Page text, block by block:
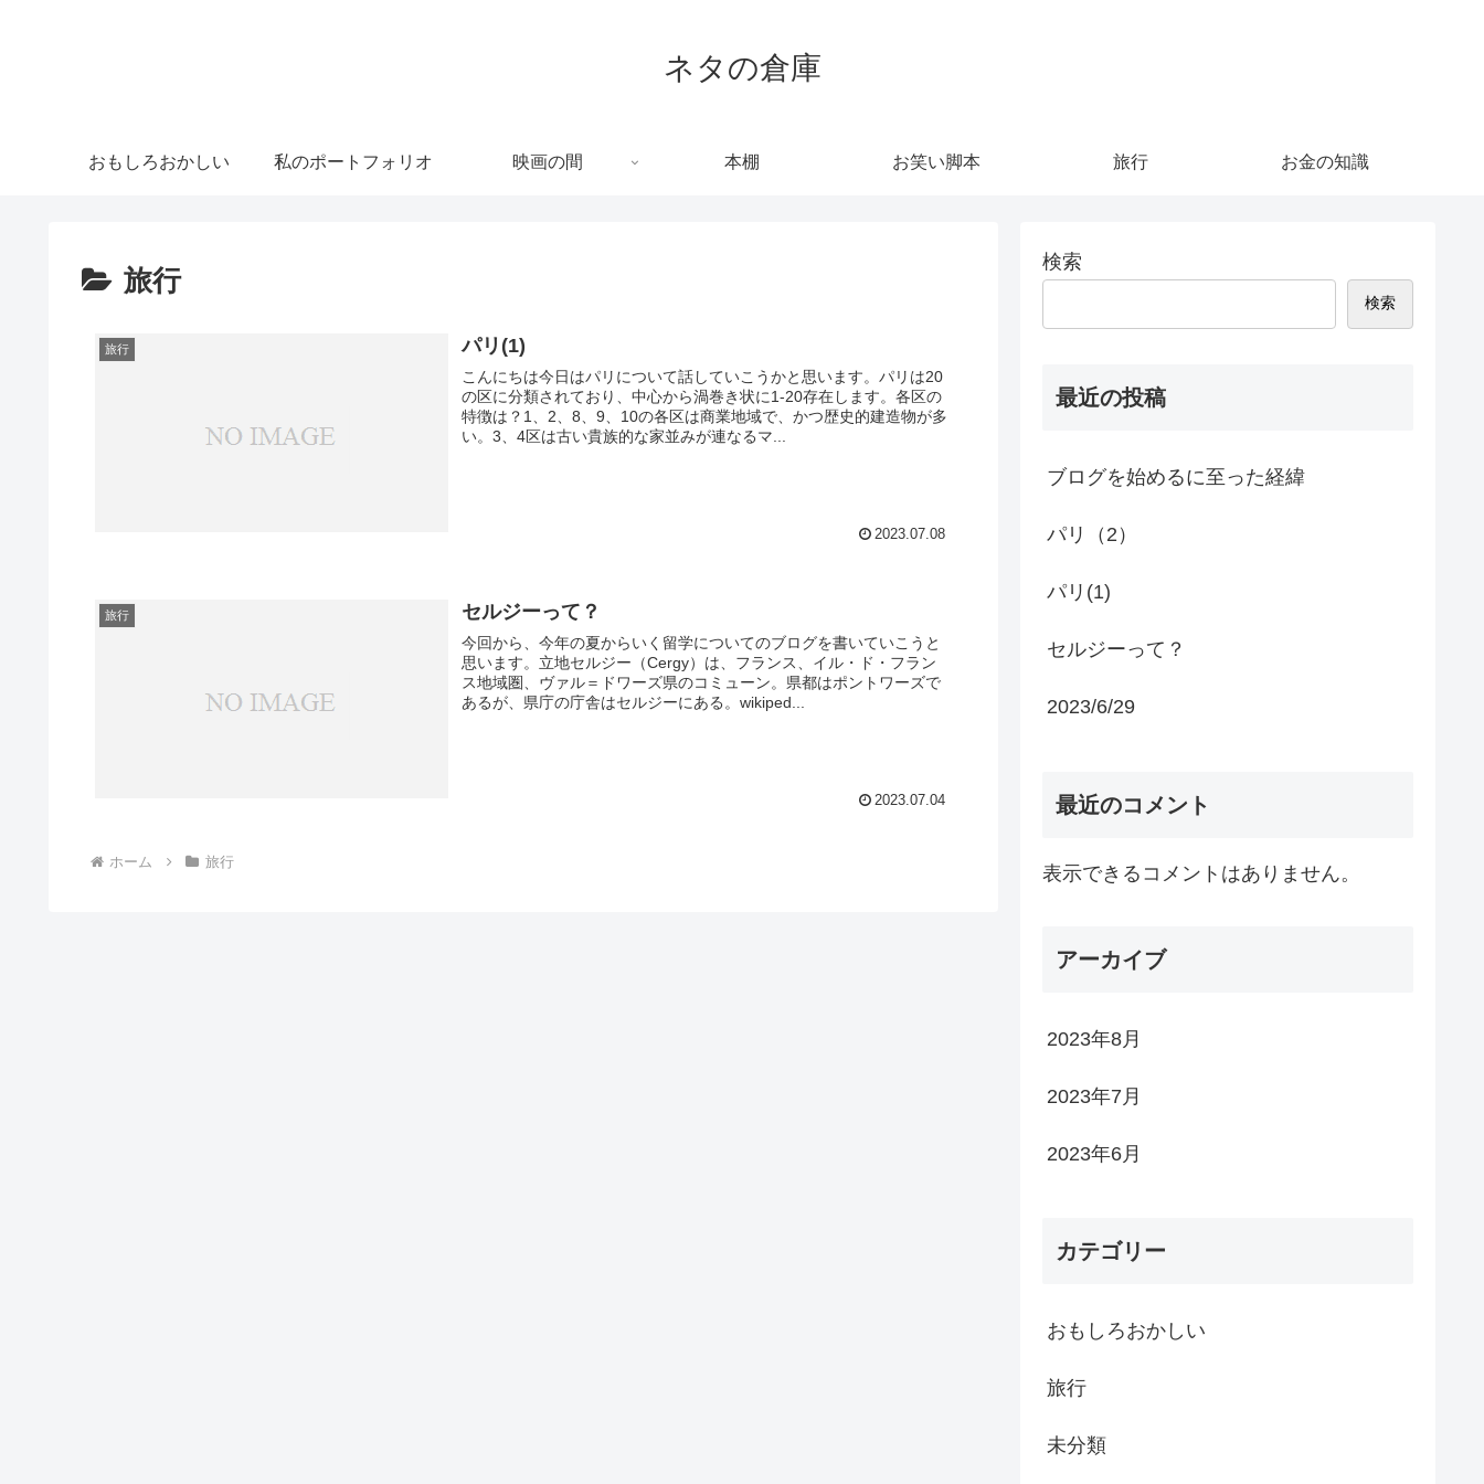
ネタの倉庫
おもしろおかしい 私のポートフォリオ 映画の間 本棚 お笑い脚本 旅行 お金の知識
旅行
旅行 パリ(1)
こんにちは今日はパリについて話していこうかと思います。パリは20
の区に分類されており、中心から渦巻き状に1-20存在します。各区の
特徴は？1、2、8、9、10の各区は商業地域で、かつ歴史的建造物が多
い。3、4区は古い貴族的な家並みが連なるマ...
2023.07.08
旅行 セルジーって？
今回から、今年の夏からいく留学についてのブログを書いていこうと
思います。立地セルジー（Cergy）は、フランス、イル・ド・フラン
ス地域圏、ヴァル＝ドワーズ県のコミューン。県都はポントワーズで
あるが、県庁の庁舎はセルジーにある。wikiped...
2023.07.04
ホーム 旅行
検索
検索
最近の投稿
ブログを始めるに至った経緯
パリ（2）
パリ(1)
セルジーって？
2023/6/29
最近のコメント
表示できるコメントはありません。
アーカイブ
2023年8月
2023年7月
2023年6月
カテゴリー
おもしろおかしい
旅行
未分類